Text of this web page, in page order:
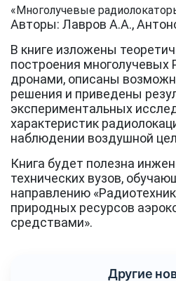
«Многолучевые
Авторы: Лавров А.А.,
В книге изложены
построения
дронами, описаны
решения и приведены
экспериментальных
характеристик
наблюдении воздушной
Книга будет полезна
технических вузов,
направлению
природных ресурсов
средствами».
Другие